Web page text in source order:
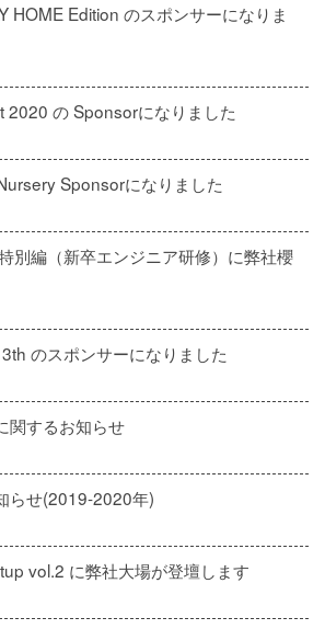
HOME Edition のスポンサーになりま
2020 の Sponsorになりました
Sponsorになりました
別編（新卒エンジニア研修）に弊社櫻
のスポンサーになりました
関するお知らせ
らせ(2019-2020年)
vol.2 に弊社大場が登壇します